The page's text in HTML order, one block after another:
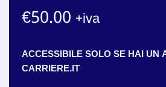
€50.00 +iva
ACCESSIBILE SOLO SE HAI UN
CARRIERE.IT